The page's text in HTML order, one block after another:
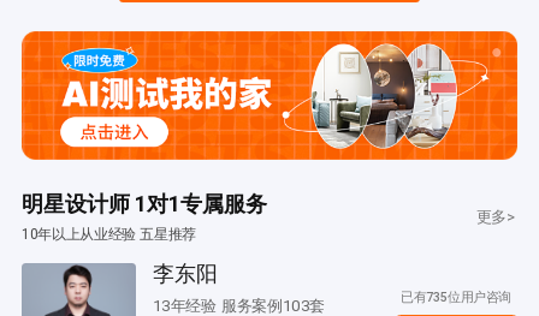
明星设计师 1对1专属服务
10年以上从业经验 五星推荐
更多>
李东阳
13年经验 服务案例103套 已有735位用户咨询